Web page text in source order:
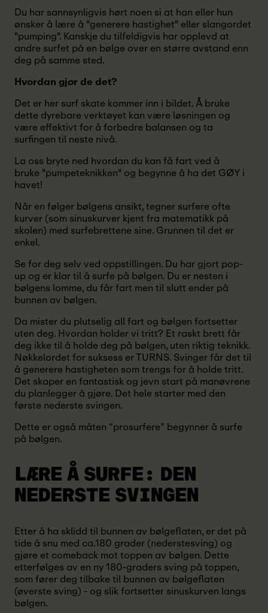
Du har sannsynligvis hørt noen si at han eller hun
ønsker å lære å "generere hastighet" eller slangordet
"pumping". Kanskje du tilfeldigvis har opplevd at
andre surfet på en bølge over en større avstand enn
deg på samme sted.
Hvordan gjør de det?
Det er her surf skate kommer inn i bildet. Å bruke
dette dyrebare verktøyet kan være løsningen og
være effektivt for å forbedre balansen og ta
surfingen til neste nivå.
La oss bryte ned hvordan du kan få fart ved å
bruke "pumpeteknikken" og begynne å ha det GØY i
havet!
Når en følger bølgens ansikt, tegner surfere ofte
kurver (som sinuskurver kjent fra matematikk på
skolen) med surfebrettene sine. Grunnen til det er
enkel.
Se for deg selv ved oppstillingen. Du har gjort pop-
up og er klar til å surfe på bølgen. Du er nesten i
bølgens lomme, du får fart men til slutt ender på
bunnen av bølgen.
Da mister du plutselig all fart og bølgen fortsetter
uten deg. Hvordan holder vi tritt? Et raskt brett får
deg ikke til å holde deg på bølgen, uten riktig teknikk.
Nøkkelordet for suksess er TURNS. Svinger får det til
å generere hastigheten som trengs for å holde tritt.
Det skaper en fantastisk og jevn start på manøvrene
du planlegger å gjøre. Det hele starter med den
første nederste svingen.
Dette er også måten “prosurfere” begynner å surfe
på bølgen.
LÆRE Å SURFE:
DEN
NEDERSTE SVINGEN
Etter å ha sklidd til bunnen av bølgeflaten, er det på
tide å snu med ca.180 grader (nederstesving) og
gjøre et comeback mot toppen av bølgen. Dette
etterfølges av en ny 180-graders sving på toppen,
som fører deg tilbake til bunnen av bølgeflaten
(øverste sving) - og slik fortsetter sinuskurven langs
bølgen.